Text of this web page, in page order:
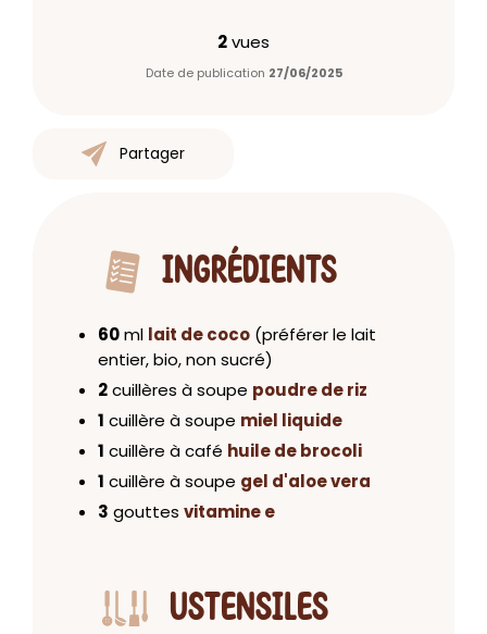
2vues
Date de publication 27/06/2025
Partager
INGRÉDIENTS
60ml lait de coco (préférer le lait
entier, bio, non sucré)
2cuillères à soupe poudre de riz
1 cuillère à soupe miel liquide
1 cuillère à café huile de brocoli
1 cuillère à soupe gel d'aloe vera
3 gouttes vitamine e
USTENSILES